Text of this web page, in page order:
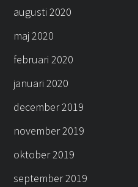
augusti 2020
maj 2020
februari 2020
januari 2020
december 2019
november 2019
oktober 2019
september 2019